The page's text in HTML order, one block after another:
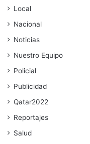
Local
Nacional
Noticias
Nuestro Equipo
Policial
Publicidad
Qatar2022
Reportajes
Salud